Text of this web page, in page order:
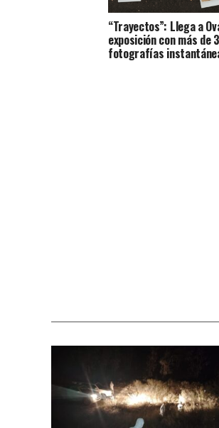
“Trayectos”: Llega a
exposición con más de
fotografías